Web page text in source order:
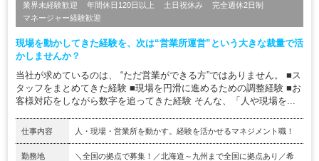
業界未経験歓迎 年間休日120日以上 土日祝休み
完全週休2日制
マネージャー経験歓迎
現場を動かしてきた経験を、次は“営業所運営”という大きな裁量で活
かしませんか？
当社が求めているのは、 “ただ営業ができる方”ではありません。 ■ス
タッフをまとめてきた経験 ■現場を円滑に進めるための調整経験 ■お
客様対応をしながら数字を追ってきた経験 そんな、「人や現場を...
仕事内容 人・現場・営業所を動かす。経験を活かせるマネジメント職！
勤務地
＼全国の拠点で募集！／北海道～九州まで全国に拠点あり／希